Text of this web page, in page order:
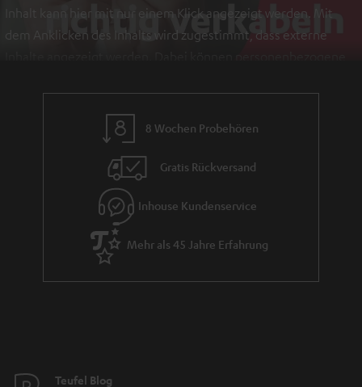
Inhalt kann hier mit nur einem Klick angezeigt werden. Mit
dem Anklicken des Inhalts wird zugestimmt, dass externe
8 Wochen Probehören
Gratis Rückversand
Inhouse Kundenservice
Mehr als 45 Jahre Erfahrung
Teufel Blog